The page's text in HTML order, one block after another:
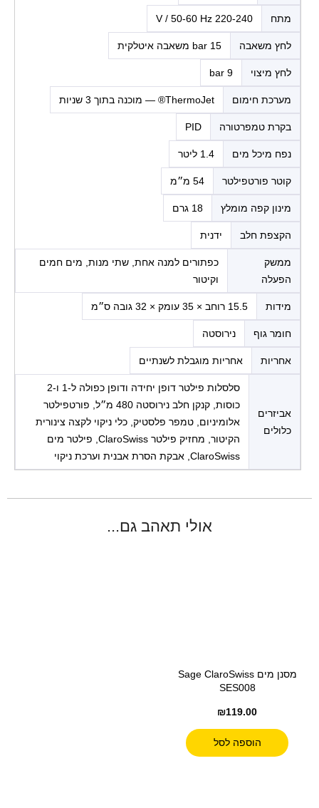
מתח 220-240 V / 50-60 Hz
לחץ משאבה 15 bar משאבה איטלקית
לחץ מיצוי 9 bar
מערכת חימום ThermoJet® — מוכנה בתוך 3 שניות
בקרת טמפרטורה PID
נפח מיכל מים 1.4 ליטר
קוטר פורטפילטר 54 מ״מ
מינון קפה מומלץ 18 גרם
הקצפת חלב ידנית
ממשק
הפעלה
כפתורים למנה אחת, שתי מנות, מים חמים
וקיטור
מידות 15.5 רוחב × 35 עומק × 32 גובה ס״מ
חומר גוף נירוסטה
אחריות אחריות מוגבלת לשנתיים
אביזרים
כלולים
סלסלות פילטר דופן יחידה ודופן כפולה ל-1 ו-2
כוסות, קנקן חלב נירוסטה 480 מ״ל, פורטפילטר
אלומיניום, טמפר פלסטיק, כלי ניקוי לקצה צינורית
הקיטור, מחזיק פילטר ClaroSwiss, פילטר מים
ClaroSwiss, אבקת הסרת אבנית וערכת ניקוי
אולי תאהב גם...
מסנן מים Sage ClaroSwiss
SES008
₪119.00
הוספה לסל